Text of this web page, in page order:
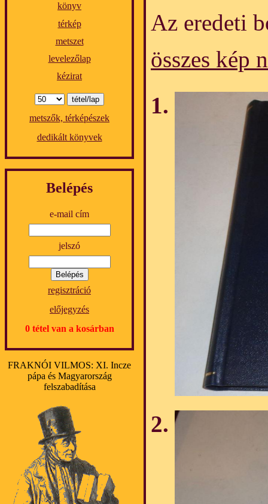
könyv
térkép
metszet
levelezőlap
kézirat
metszők, térképészek
dedikált könyvek
Belépés
e-mail cím
jelszó
regisztráció
előjegyzés
0 tétel van a kosárban
FRAKNÓI VILMOS: XI. Incze
pápa és Magyarország
felszabadítása
Az eredeti
összes kép